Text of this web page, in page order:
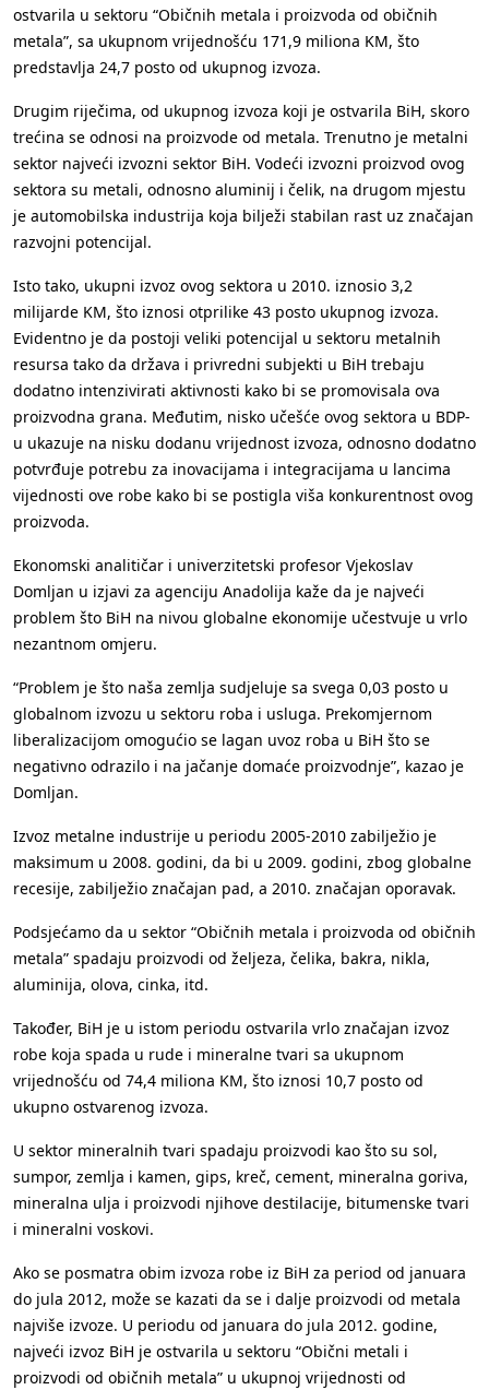
ostvarila u sektoru “Običnih metala i proizvoda od običnih
metala”, sa ukupnom vrijednošću 171,9 miliona KM, što
predstavlja 24,7 posto od ukupnog izvoza.
Drugim riječima, od ukupnog izvoza koji je ostvarila BiH, skoro
trećina se odnosi na proizvode od metala. Trenutno je metalni
sektor najveći izvozni sektor BiH. Vodeći izvozni proizvod ovog
sektora su metali, odnosno aluminij i čelik, na drugom mjestu
je automobilska industrija koja bilježi stabilan rast uz značajan
razvojni potencijal.
Isto tako, ukupni izvoz ovog sektora u 2010. iznosio 3,2
milijarde KM, što iznosi otprilike 43 posto ukupnog izvoza.
Evidentno je da postoji veliki potencijal u sektoru metalnih
resursa tako da država i privredni subjekti u BiH trebaju
dodatno intenzivirati aktivnosti kako bi se promovisala ova
proizvodna grana. Međutim, nisko učešće ovog sektora u BDP-
u ukazuje na nisku dodanu vrijednost izvoza, odnosno dodatno
potvrđuje potrebu za inovacijama i integracijama u lancima
vijednosti ove robe kako bi se postigla viša konkurentnost ovog
proizvoda.
Ekonomski analitičar i univerzitetski profesor Vjekoslav
Domljan u izjavi za agenciju Anadolija kaže da je najveći
problem što BiH na nivou globalne ekonomije učestvuje u vrlo
nezantnom omjeru.
“Problem je što naša zemlja sudjeluje sa svega 0,03 posto u
globalnom izvozu u sektoru roba i usluga. Prekomjernom
liberalizacijom omogućio se lagan uvoz roba u BiH što se
negativno odrazilo i na jačanje domaće proizvodnje”, kazao je
Domljan.
Izvoz metalne industrije u periodu 2005-2010 zabilježio je
maksimum u 2008. godini, da bi u 2009. godini, zbog globalne
recesije, zabilježio značajan pad, a 2010. značajan oporavak.
Podsjećamo da u sektor “Običnih metala i proizvoda od običnih
metala” spadaju proizvodi od željeza, čelika, bakra, nikla,
aluminija, olova, cinka, itd.
Također, BiH je u istom periodu ostvarila vrlo značajan izvoz
robe koja spada u rude i mineralne tvari sa ukupnom
vrijednošću od 74,4 miliona KM, što iznosi 10,7 posto od
ukupno ostvarenog izvoza.
U sektor mineralnih tvari spadaju proizvodi kao što su sol,
sumpor, zemlja i kamen, gips, kreč, cement, mineralna goriva,
mineralna ulja i proizvodi njihove destilacije, bitumenske tvari
i mineralni voskovi.
Ako se posmatra obim izvoza robe iz BiH za period od januara
do jula 2012, može se kazati da se i dalje proizvodi od metala
najviše izvoze. U periodu od januara do jula 2012. godine,
najveći izvoz BiH je ostvarila u sektoru “Obični metali i
proizvodi od običnih metala” u ukupnoj vrijednosti od